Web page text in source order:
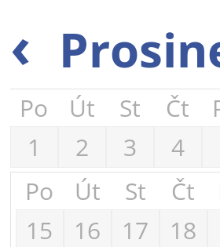
‹
Po Út St Čt
1
2 3 4
Po
Út St Čt
15
16 17 18